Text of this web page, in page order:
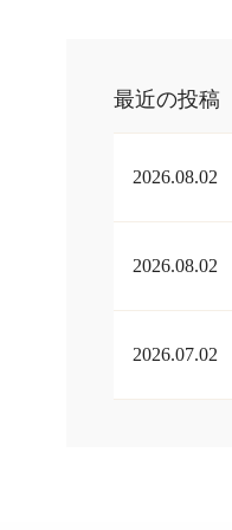
最近の投稿
2026.08.02
2026.08.02
2026.07.02